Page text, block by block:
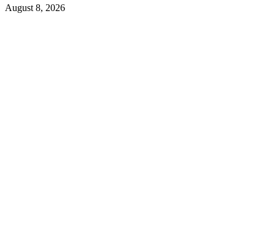
August 8, 2026